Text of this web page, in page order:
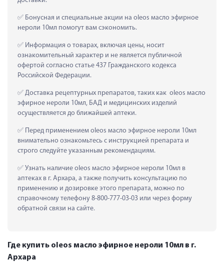
Бонусная и специальные акции на oleos масло эфирное
нероли 10мл помогут вам сэкономить.
Информация о товарах, включая цены, носит
ознакомительный характер и не является публичной
офертой согласно статье 437 Гражданского кодекса
Российской Федерации.
Доставка рецептурных препаратов, таких как  oleos масло
эфирное нероли 10мл, БАД и медицинских изделий
осуществляется до ближайшей аптеки.
Перед применением oleos масло эфирное нероли 10мл
внимательно ознакомьтесь с инструкцией препарата и
строго следуйте указанным рекомендациям.
Узнать наличие oleos масло эфирное нероли 10мл в
аптеках в г. Архара, а также получить консультацию по
применению и дозировке этого препарата, можно по
справочному телефону 8-800-777-03-03 или через форму
обратной связи на сайте.
Где купить oleos масло эфирное нероли 10мл в г.
Архара